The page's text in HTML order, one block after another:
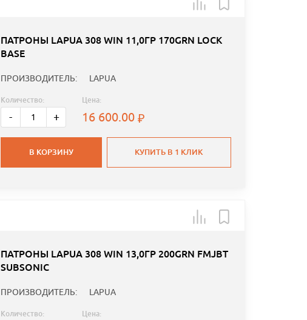
ПАТРОНЫ LAPUA 308 WIN 11,0ГР 170GRN LOCK
BASE
ПРОИЗВОДИТЕЛЬ: LAPUA
Количество:
- +
Цена:
16 600.00
В КОРЗИНУ КУПИТЬ В 1 КЛИК
ПАТРОНЫ LAPUA 308 WIN 13,0ГР 200GRN FMJBT
SUBSONIC
ПРОИЗВОДИТЕЛЬ: LAPUA
Количество: Цена: